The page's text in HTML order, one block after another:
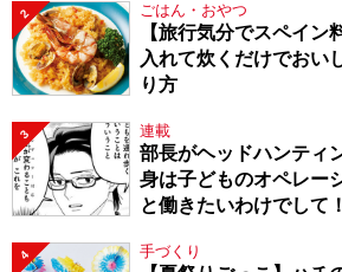
2 ごはん・おやつ
【旅行気分でスペイン
入れて炊くだけでおい
り方
3 連載
部長がヘッドハンティ
身は子どものオペレー
と働きたいわけでして
4 手づくり